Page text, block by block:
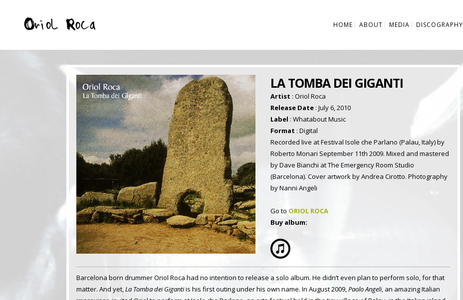
HOME ABOUT MEDIA DISCOGRAPHY
LA TOMBA DEI GIGANTI
Artist : Oriol Roca
Release Date : July 6, 2010
Label : Whatabout Music
Format : Digital
Recorded live at Festival Isole che Parlano (Palau, Italy) by
Roberto Monari September 11th 2009. Mixed and mastered
by Dave Bianchi at The Emergency Room Studio
(Barcelona). Cover artwork by Andrea Cirotto. Photography
by Nanni Angeli
Go to ORIOL ROCA
Buy album:
Barcelona born drummer Oriol Roca had no intention to release a solo album. He didn’t even plan to perform solo, for that
matter. And yet,La Tomba dei Gigantiis his first outing under his own name. In August 2009,Paolo Angeli, an amazing Italian